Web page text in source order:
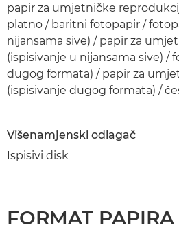
papir za umjetničke
platno / baritni fotopapir /
nijansama sive) / papir za
(ispisivanje u nijansama sive) /
dugog formata) / papir za
(ispisivanje dugog formata) /
Višenamjenski odlagač
Ispisivi disk
FORMAT PAPIRA